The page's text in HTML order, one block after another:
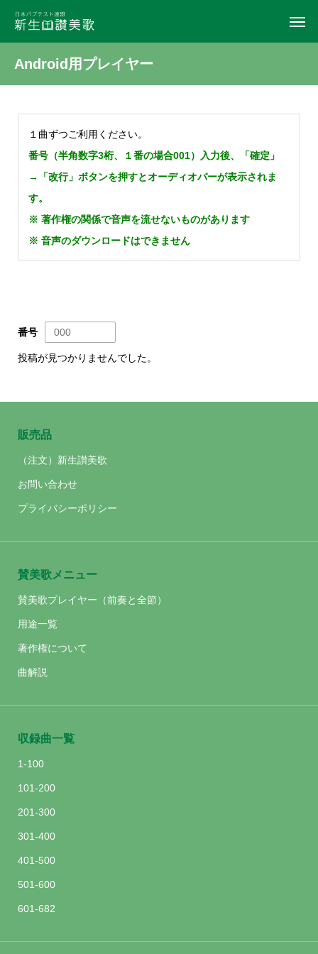
Android用プレイヤー
１曲ずつご利用ください。
番号（半角数字3桁、１番の場合001）入力後、「確定」
→「改行」ボタンを押すとオーディオバーが表示されま
す。
※ 著作権の関係で音声を流せないものがあります
※ 音声のダウンロードはできません
番号
投稿が見つかりませんでした。
販売品
（注文）新生讃美歌
お問い合わせ
プライバシーポリシー
賛美歌メニュー
賛美歌プレイヤー（前奏と全節）
用途一覧
著作権について
曲解説
収録曲一覧
1-100
101-200
201-300
301-400
401-500
501-600
601-682